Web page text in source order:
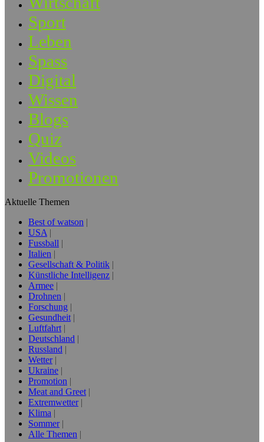
Sport
Leben
Spass
Digital
Wissen
Blogs
Quiz
Videos
Promotionen
Aktuelle Themen
Best of watson
USA
Fussball
Italien
Gesellschaft & Politik
Künstliche Intelligenz
Armee
Drohnen
Forschung
Gesundheit
Luftfahrt
Deutschland
Russland
Wetter
Ukraine
Promotion
Meat and Greet
Extremwetter
Klima
Sommer
Alle Themen